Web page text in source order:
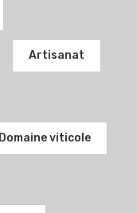
Artisanat
Domaine viticole